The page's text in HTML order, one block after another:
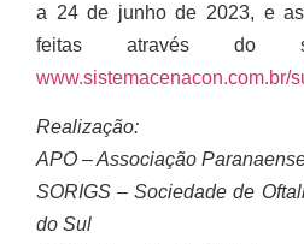
a 24 de junho de 2023, e
feitas através do
www.sistemacenacon.com.br/
Realização:
APO – Associação
SORIGS – Sociedade de
do Sul